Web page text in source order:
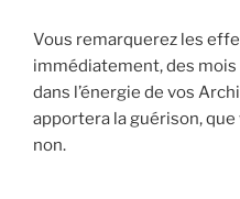
Vous remarquerez les
immédiatement, des mois
dans l’énergie de vos
apportera la guérison,
non.